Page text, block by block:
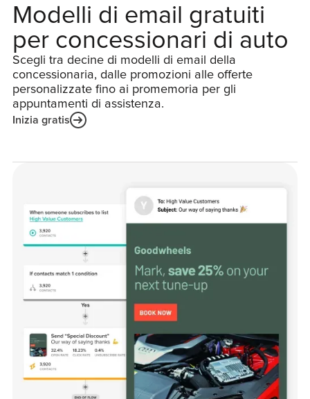
Modelli di email gratuiti
per concessionari di auto
Scegli tra decine di modelli di email della
concessionaria, dalle promozioni alle offerte
personalizzate fino ai promemoria per gli
appuntamenti di assistenza.
Inizia gratis